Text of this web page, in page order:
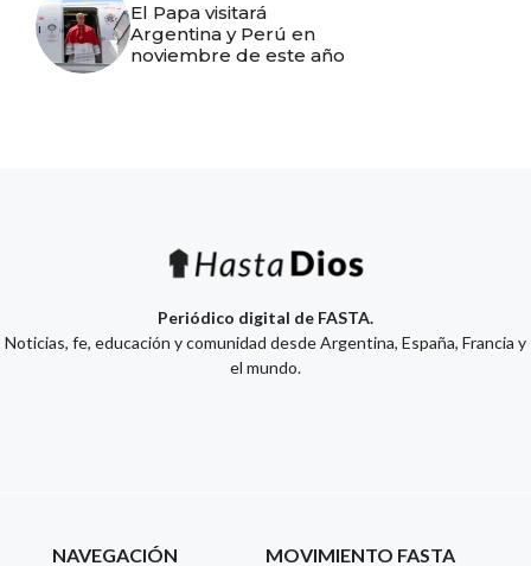
El Papa visitará
Argentina y Perú en
noviembre de este año
Periódico digital de FASTA.
Noticias, fe, educación y comunidad desde Argentina, España, Francia y
el mundo.
NAVEGACIÓN MOVIMIENTO FASTA